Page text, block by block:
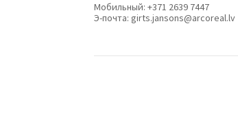
Мобильный: +371 2639 7447
Э-почта: girts.jansons@arcoreal.lv